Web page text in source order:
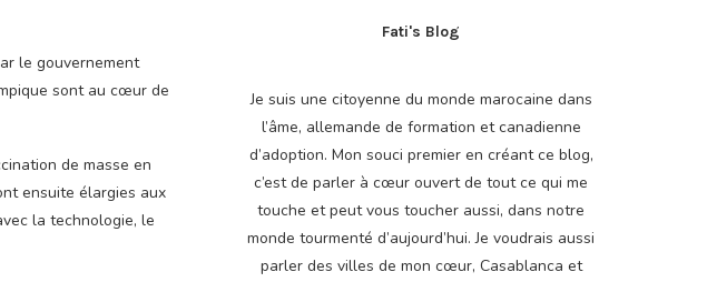
le gouvernement
sont au cœur de
de masse en
ensuite élargies aux
la technologie, le
Fati's Blog
Je suis une citoyenne du monde marocaine dans
l’âme, allemande de formation et canadienne
d’adoption. Mon souci premier en créant ce blog,
c’est de parler à cœur ouvert de tout ce qui me
touche et peut vous toucher aussi, dans notre
monde tourmenté d’aujourd’hui. Je voudrais aussi
parler des villes de mon cœur, Casablanca et